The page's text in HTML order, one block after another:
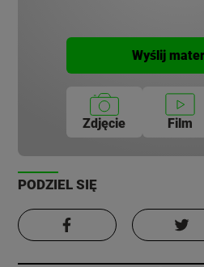
Wyślij
Zdjęcie Film
PODZIEL SIĘ